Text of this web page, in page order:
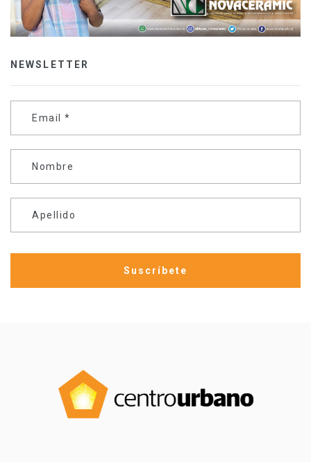
NEWSLETTER
Email *
Nombre
Apellido